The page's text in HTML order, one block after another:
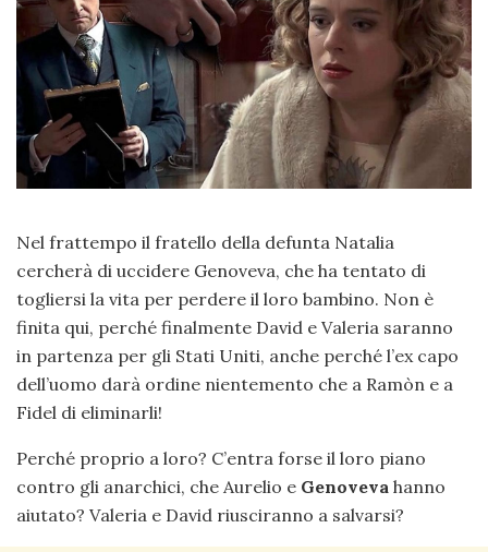
Nel frattempo il fratello della defunta Natalia
cercherà di uccidere Genoveva, che ha tentato di
togliersi la vita per perdere il loro bambino. Non è
finita qui, perché finalmente David e Valeria saranno
in partenza per gli Stati Uniti, anche perché l’ex capo
dell’uomo darà ordine nientemento che a Ramòn e a
Fidel di eliminarli!
Perché proprio a loro? C’entra forse il loro piano
contro gli anarchici, che Aurelio e Genoveva hanno
aiutato? Valeria e David riusciranno a salvarsi?